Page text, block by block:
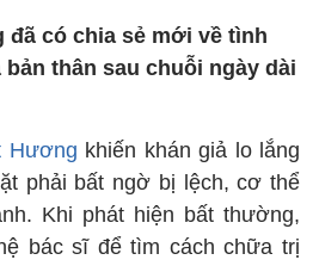
đã có chia sẻ mới về tình
thân sau chuỗi ngày dài
Hương khiến khán giả lo lắng
phải bất ngờ bị lệch, cơ thể
Khi phát hiện bất thường,
bác sĩ để tìm cách chữa trị